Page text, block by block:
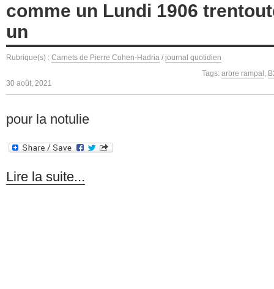
comme un Lundi 1906
un
Rubrique(s) : Carnets de Pierre Cohen-Hadria / journal quotidien
Tags: arbre rampal ,
30 août, 2021
pour la notulie
Lire la suite...